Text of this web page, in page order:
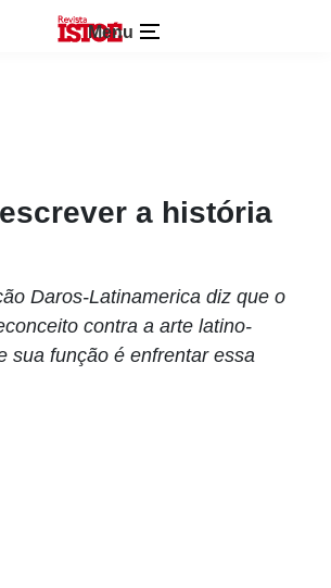
Menu
a história
Daros-Latinamerica diz que o
contra a arte latino-
sua função é enfrentar essa